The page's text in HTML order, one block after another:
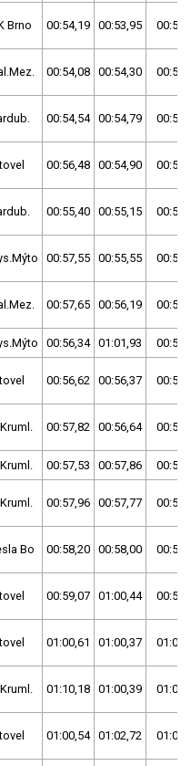
Brno 00:54,19 00:53,95
00:54,08 00:54,30
00:54,54 00:54,79
00:56,48 00:54,90
00:55,40 00:55,15
00:57,55 00:55,55
00:57,65 00:56,19
00:56,34 01:01,93
00:56,62 00:56,37
00:57,82 00:56,64
00:57,53 00:57,86
00:57,96 00:57,77
Bo 00:58,20 00:58,00
00:59,07 01:00,44
01:00,61 01:00,37
01:10,18 01:00,39
01:00,54 01:02,72